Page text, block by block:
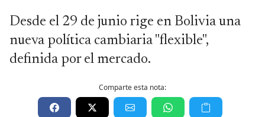
Desde el 29 de junio rige en Bolivia una
nueva política cambiaria "flexible",
definida por el mercado.
Comparte esta nota: